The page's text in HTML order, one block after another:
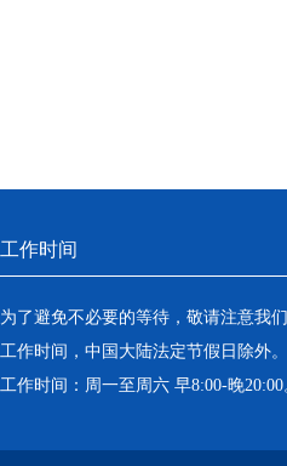
工作时间
为了避免不必要的等待，敬请注意我
工作时间，中国大陆法定节假日除外。
工作时间：周一至周六 早8:00-晚